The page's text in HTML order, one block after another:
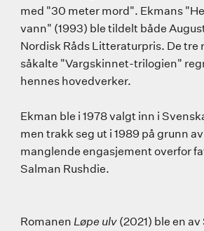
med "30 meter mord". Ekmans
vann" (1993) ble tildelt både
Nordisk Råds Litteraturpris. De tre
såkalte "Vargskinnet-trilogien"
hennes hovedverker.
Ekman ble i 1978 valgt inn i
men trakk seg ut i 1989 på grunn
manglende engasjement overfor
Salman Rushdie.
Romanen Løpe ulv (2021) ble en